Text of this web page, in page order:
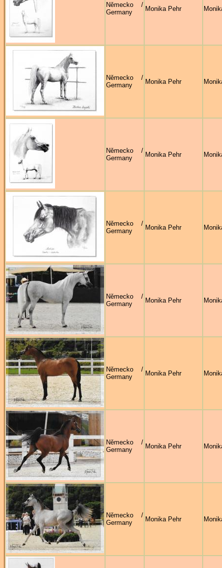
Německo /
Germany
Monika Pehr
Německo /
Germany
Monika Pehr
Německo /
Germany
Monika Pehr
Německo /
Germany
Monika Pehr
Německo /
Germany
Monika Pehr
Německo /
Germany
Monika Pehr
Německo /
Germany
Monika Pehr
Německo /
Germany
Monika Pehr